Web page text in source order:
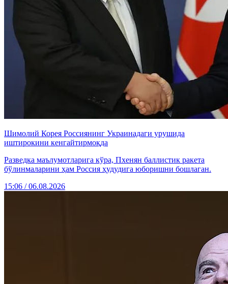
Шимолий Корея Россиянинг Украинадаги урушида
иштирокини кенгайтирмоқда
Разведка маълумотларига кўра, Пхенян баллистик ракета
бўлинмаларини ҳам Россия ҳудудига юборишни бошлаган.
15:06 / 06.08.2026